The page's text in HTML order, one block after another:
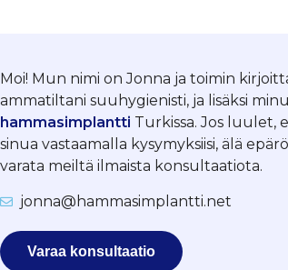
Moi! Mun nimi on Jonna ja toimin
ammatiltani suuhygienisti, ja lisäksi
hammasimplantti Turkissa. Jos luulet,
sinua vastaamalla kysymyksiisi, älä
varata meiltä ilmaista konsultaatiota.
jonna@hammasimplantti.net
Varaa konsultaatio